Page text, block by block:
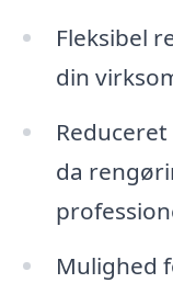
Fleksibel
din
da
Mulighed